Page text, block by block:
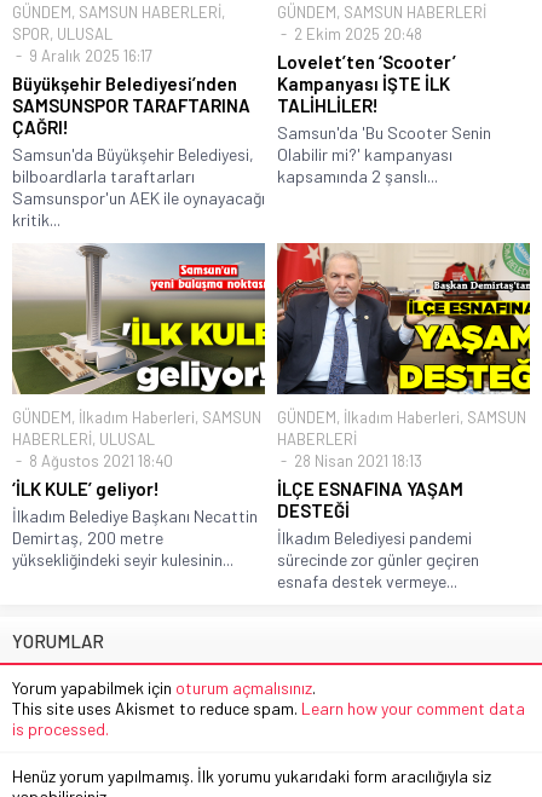
GÜNDEM, SAMSUN HABERLERİ,
SPOR, ULUSAL
9 Aralık 2025 16:17
Büyükşehir Belediyesi’nden
SAMSUNSPOR TARAFTARINA
ÇAĞRI!
Samsun'da Büyükşehir Belediyesi,
bilboardlarla taraftarları
Samsunspor'un AEK ile oynayacağı
kritik...
GÜNDEM, SAMSUN HABERLERİ
2 Ekim 2025 20:48
Lovelet’ten ‘Scooter’
Kampanyası İŞTE İLK
TALİHLİLER!
Samsun'da 'Bu Scooter Senin
Olabilir mi?' kampanyası
kapsamında 2 şanslı...
GÜNDEM, İlkadım Haberleri, SAMSUN
HABERLERİ, ULUSAL
8 Ağustos 2021 18:40
‘İLK KULE’ geliyor!
İlkadım Belediye Başkanı Necattin
Demirtaş, 200 metre
yüksekliğindeki seyir kulesinin...
GÜNDEM, İlkadım Haberleri, SAMSUN
HABERLERİ
28 Nisan 2021 18:13
İLÇE ESNAFINA YAŞAM
DESTEĞİ
İlkadım Belediyesi pandemi
sürecinde zor günler geçiren
esnafa destek vermeye...
YORUMLAR
Yorum yapabilmek için oturum açmalısınız.
This site uses Akismet to reduce spam. Learn how your comment data
is processed.
Henüz yorum yapılmamış. İlk yorumu yukarıdaki form aracılığıyla siz